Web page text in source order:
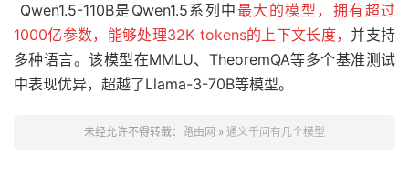
Qwen1.5-110B是Qwen1.5系列中最大的模型，拥有超过
1000亿参数，能够处理32K tokens的上下文长度，并支持
多种语言。该模型在MMLU、TheoremQA等多个基准测试
中表现优异，超越了Llama-3-70B等模型。
未经允许不得转载： 路由网 » 通义千问有几个模型